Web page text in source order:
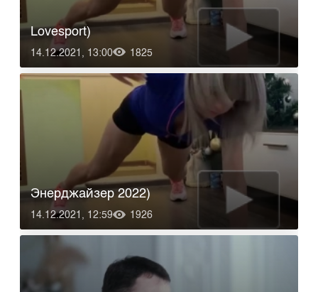
14.12.2021, 13:00 1825
Lovesport)
14.12.2021, 12:59 1926
Энерджайзер 2022)